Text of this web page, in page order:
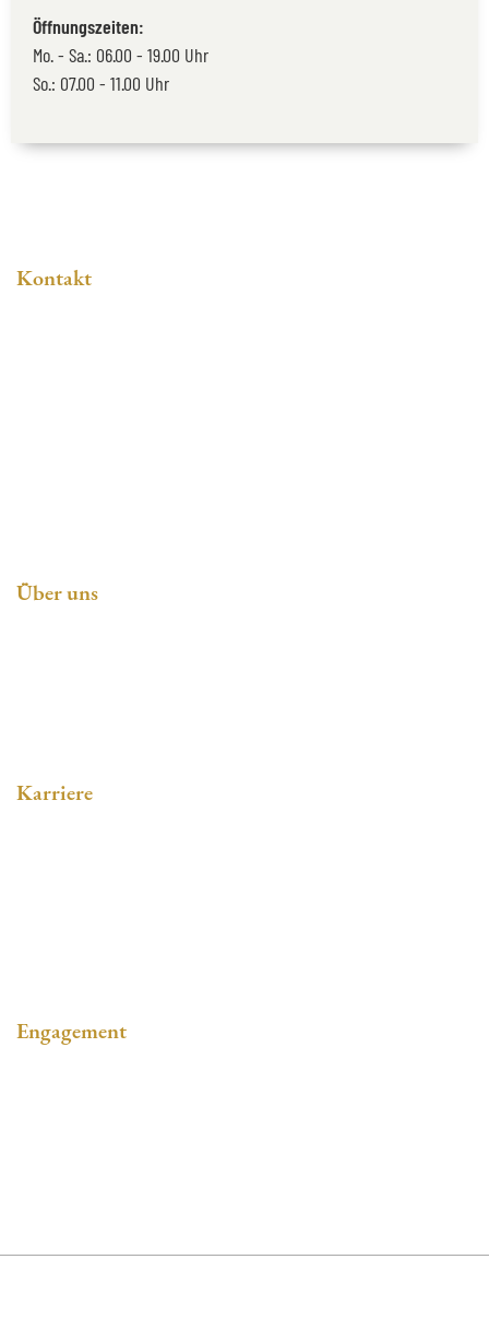
Öffnungszeiten:
Mo. - Sa.: 06.00 - 19.00 Uhr
So.: 07.00 - 11.00 Uhr
Kontakt
Über uns
Karriere
Engagement